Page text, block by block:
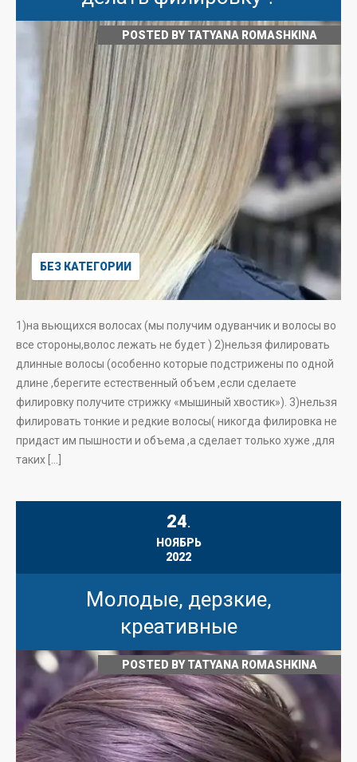
POSTED BYTATYANA ROMASHKINA
БЕЗ КАТЕГОРИИ
1)на вьющихся волосах (мы получим одуванчик и волосы во
все стороны,волос лежать не будет ) 2)нельзя филировать
длинные волосы (особенно которые подстрижены по одной
длине ,берегите естественный объем ,если сделаете
филировку получите стрижку «мышиный хвостик»). 3)нельзя
филировать тонкие и редкие волосы( никогда филировка не
придаст им пышности и объема ,а сделает только хуже ,для
таких […]
24.
НОЯБРЬ
2022
Молодые, дерзкие,
креативные
POSTED BYTATYANA ROMASHKINA